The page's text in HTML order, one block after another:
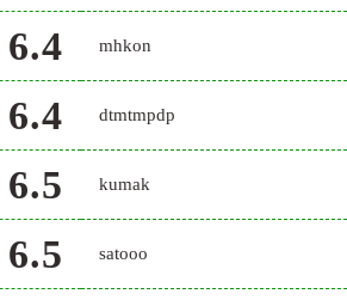
6.4 mhkon
6.4 dtmtmpdp
6.5 kumak
6.5 satooo